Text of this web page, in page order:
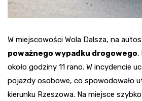
W miejscowości Wola Dalsza, na
poważnego wypadku drogowego,
około godziny 11 rano. W incydencie
pojazdy osobowe, co spowodowało
kierunku Rzeszowa. Na miejsce